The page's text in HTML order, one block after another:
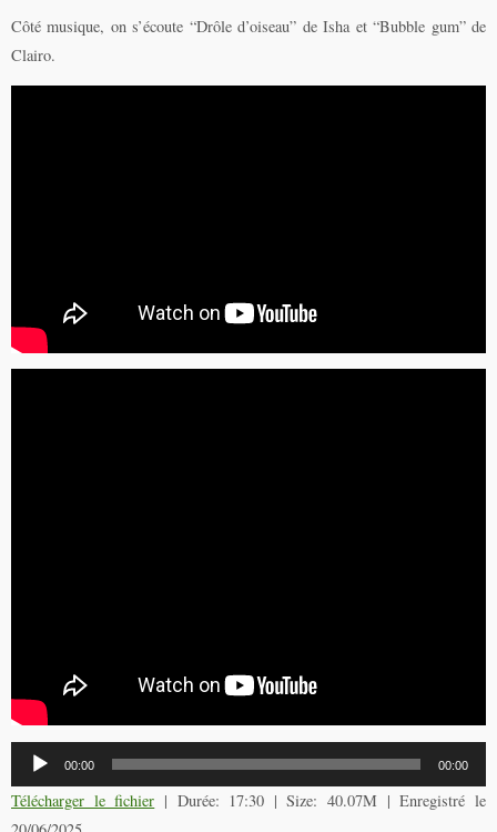
Côté musique, on s’écoute “Drôle d’oiseau” de Isha et “Bubble gum” de
Clairo.
Lecteur
audio
00:00 00:00
Télécharger le fichier | Durée: 17:30 | Size: 40.07M | Enregistré le